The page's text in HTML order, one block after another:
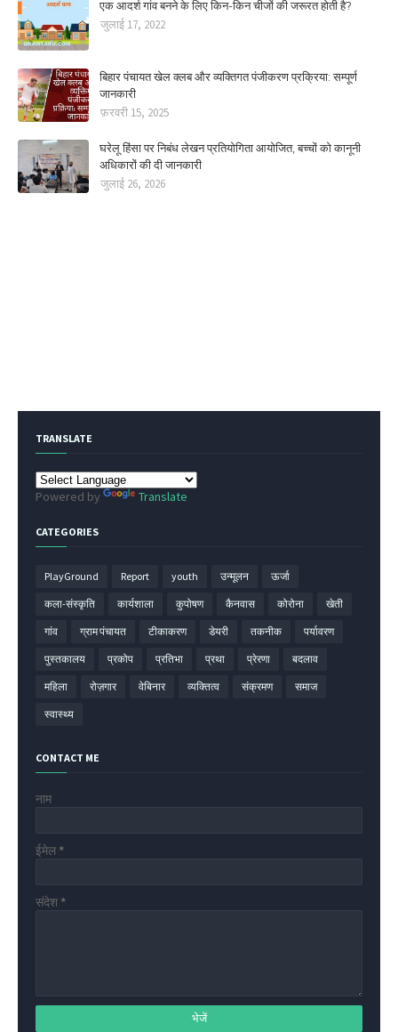
एक आदर्श गांव बनने के लिए किन-किन चीजों की जरूरत होती है?
जुलाई 17, 2022
बिहार पंचायत खेल क्लब और व्यक्तिगत पंजीकरण प्रक्रिया: सम्पूर्ण
जानकारी
फ़रवरी 15, 2025
घरेलू हिंसा पर निबंध लेखन प्रतियोगिता आयोजित, बच्चों को कानूनी
अधिकारों की दी जानकारी
जुलाई 26, 2026
TRANSLATE
Powered by Translate
CATEGORIES
PlayGround Report youth उन्मूलन ऊर्जा
कला-संस्कृति कार्यशाला कुपोषण कैनवास कोरोना खेती
गांव ग्राम पंचायत टीकाकरण डेयरी तकनीक पर्यावरण
पुस्तकालय प्रकोप प्रतिभा प्रथा प्रेरणा बदलाव
महिला रोज़गार वेबिनार व्यक्तित्व संक्रमण समाज
स्वास्थ्य
CONTACT ME
नाम
ईमेल *
संदेश *